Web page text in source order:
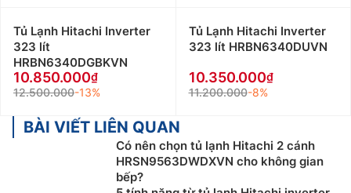
Tủ Lạnh Hitachi Inverter
323 lít
HRBN6340DGBKVN
10.850.000
12.500.000-13%
Tủ Lạnh Hitachi Inverter
323 lít HRBN6340DUVN
10.350.000
11.200.000-8%
BÀI VIẾT LIÊN QUAN
Có nên chọn tủ lạnh Hitachi 2 cánh
HRSN9563DWDXVN cho không gian
bếp?